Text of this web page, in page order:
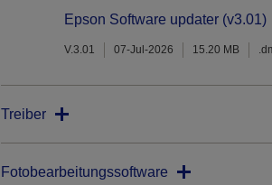
Epson Software updater (v3.01)
V.3.01 07-Jul-2026 15.20 MB
Treiber
Fotobearbeitungssoftware